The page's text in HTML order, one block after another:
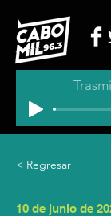
< Regresar
10 de junio de